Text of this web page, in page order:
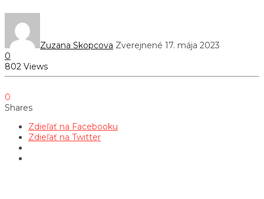
Zuzana Skopcova Zverejnené 17. mája 2023
0
802 Views
0
Shares
Zdieľať na Facebooku
Zdieľať na Twitter